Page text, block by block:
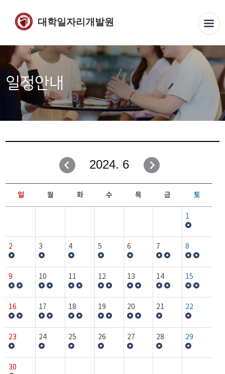
대학일자리개발원
일정안내
2024. 6
일 월 화 수 목 금 토
1
2 3 4 5 6 7 8
9 10 11 12 13 14 15
16 17 18 19 20 21 22
23 24 25 26 27 28 29
30